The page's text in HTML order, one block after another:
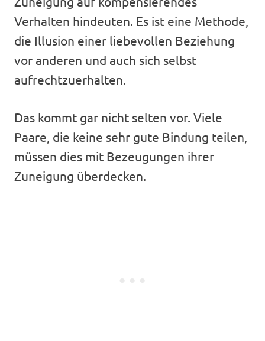
Verhalten hindeuten. Es ist eine Methode,
die Illusion einer liebevollen Beziehung
vor anderen und auch sich selbst
aufrechtzuerhalten.
Das kommt gar nicht selten vor. Viele
Paare, die keine sehr gute Bindung teilen,
müssen dies mit Bezeugungen ihrer
Zuneigung überdecken.